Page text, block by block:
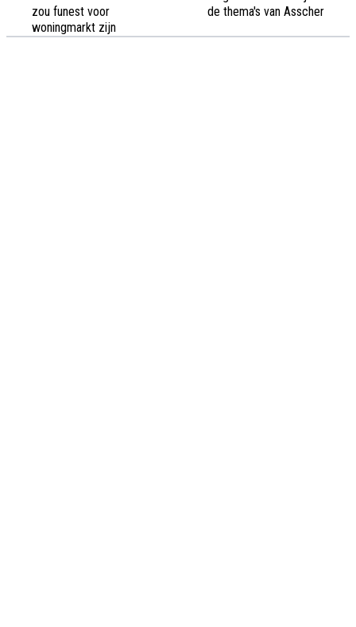
zou funest voor
woningmarkt zijn
de thema's van Asscher